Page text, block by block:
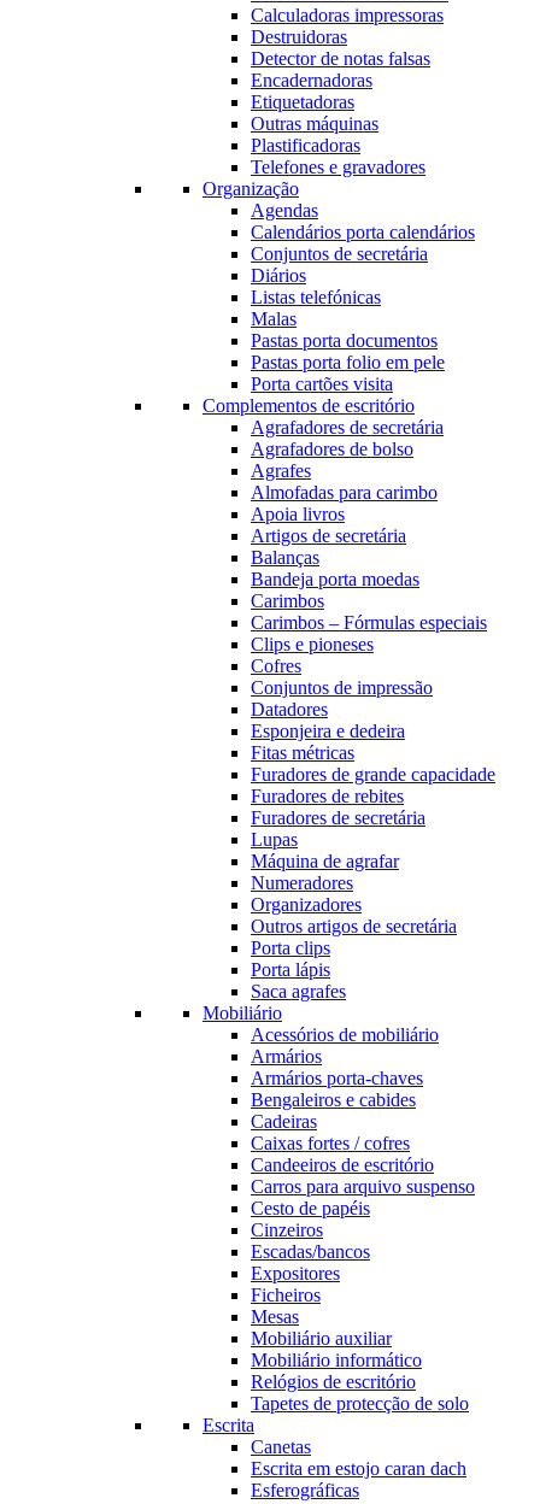
Calculadoras impressoras
Destruidoras
Detector de notas falsas
Encadernadoras
Etiquetadoras
Outras máquinas
Plastificadoras
Telefones e gravadores
Organização
Agendas
Calendários porta calendários
Conjuntos de secretária
Diários
Listas telefónicas
Malas
Pastas porta documentos
Pastas porta folio em pele
Porta cartões visita
Complementos de escritório
Agrafadores de secretária
Agrafadores de bolso
Agrafes
Almofadas para carimbo
Apoia livros
Artigos de secretária
Balanças
Bandeja porta moedas
Carimbos
Carimbos – Fórmulas especiais
Clips e pioneses
Cofres
Conjuntos de impressão
Datadores
Esponjeira e dedeira
Fitas métricas
Furadores de grande capacidade
Furadores de rebites
Furadores de secretária
Lupas
Máquina de agrafar
Numeradores
Organizadores
Outros artigos de secretária
Porta clips
Porta lápis
Saca agrafes
Mobiliário
Acessórios de mobiliário
Armários
Armários porta-chaves
Bengaleiros e cabides
Cadeiras
Caixas fortes / cofres
Candeeiros de escritório
Carros para arquivo suspenso
Cesto de papéis
Cinzeiros
Escadas/bancos
Expositores
Ficheiros
Mesas
Mobiliário auxiliar
Mobiliário informático
Relógios de escritório
Tapetes de protecção de solo
Escrita
Canetas
Escrita em estojo caran dach
Esferográficas